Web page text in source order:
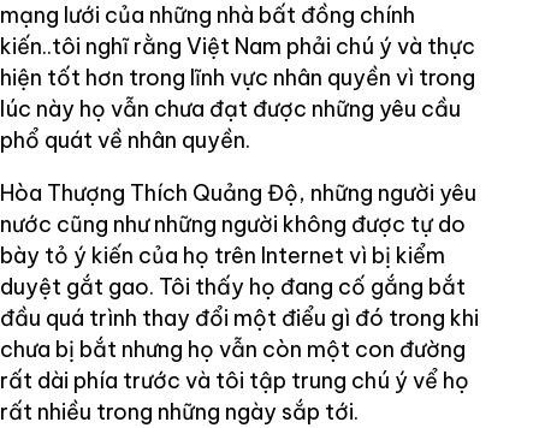
mạng lưới của những nhà bất đồng chính
kiến..tôi nghĩ rằng Việt Nam phải chú ý và thực
hiện tốt hơn trong lĩnh vực nhân quyền vì trong
lúc này họ vẫn chưa đạt được những yêu cầu
phổ quát về nhân quyền.
Hòa Thượng Thích Quảng Độ, những người yêu
nước cũng như những người không được tự do
bày tỏ ý kiến của họ trên Internet vì bị kiểm
duyệt gắt gao. Tôi thấy họ đang cố gắng bắt
đầu quá trình thay đổi một điểu gì đó trong khi
chưa bị bắt nhưng họ vẫn còn một con đường
rất dài phía trước và tôi tập trung chú ý vể họ
rất nhiều trong những ngày sắp tới.